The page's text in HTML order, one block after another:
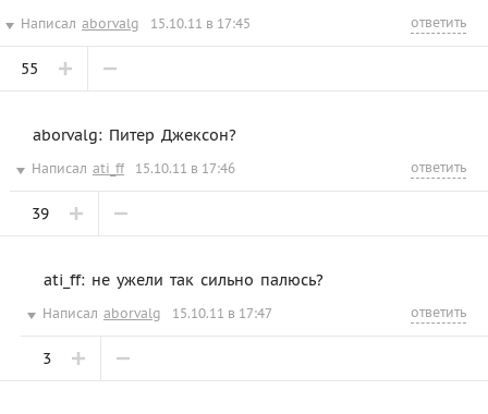
Написал aborvalg 15.10.11 в 17:45 ответить
55
aborvalg: Питер Джексон?
Написал ati_ff 15.10.11 в 17:46 ответить
39
ati_ff: не ужели так сильно палюсь?
Написал aborvalg 15.10.11 в 17:47 ответить
3